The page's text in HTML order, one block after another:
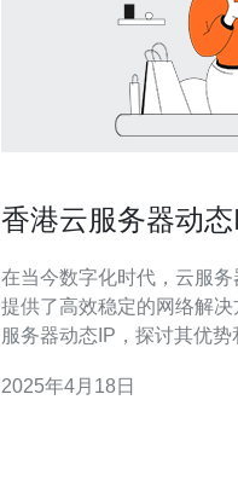
香港云服务器动
在当今数字化时代，云服务
提供了高效稳定的网络解
服务器动态IP，探讨其优势和适用场景
IP相比，动态IP更加灵活，可
2025年4月18日